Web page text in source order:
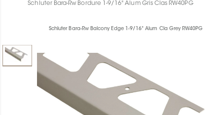
un
Schluter Bara-Rw Bordure 1-9/16" Alum Gris Clas RW40PG
Schluter Bara-Rw Balcony Edge 1-9/16" Alum Cla Grey RW40PG